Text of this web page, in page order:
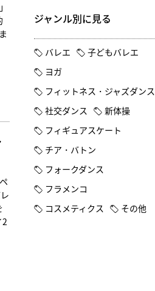
2
ジャンル別に見る
バレエ
子どもバレエ
ヨガ
フィットネス・ジャズダンス
社交ダンス
新体操
フィギュアスケート
チア・バトン
フォークダンス
フラメンコ
コスメティクス
その他